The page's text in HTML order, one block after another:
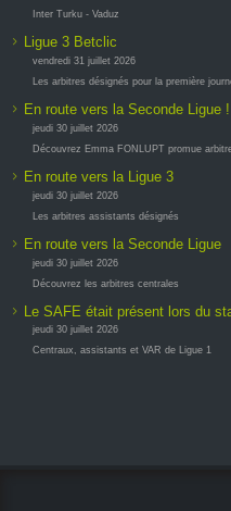
Inter Turku - Vaduz
Ligue 3 Betclic
vendredi 31 juillet 2026
Les arbitres désignés pour la première
En route vers la Seconde Ligue !
jeudi 30 juillet 2026
Découvrez Emma FONLUPT promue
En route vers la Ligue 3
jeudi 30 juillet 2026
Les arbitres assistants désignés
En route vers la Seconde Ligue
jeudi 30 juillet 2026
Découvrez les arbitres centrales
Le SAFE était présent lors du
jeudi 30 juillet 2026
Centraux, assistants et VAR de Ligue 1